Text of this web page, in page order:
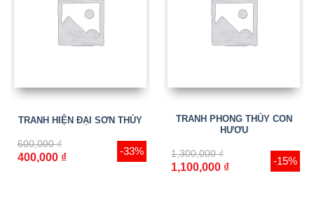
-33%
TRANH HIỆN ĐẠI SƠN THỦY
600,000₫
400,000 ₫ -15%
TRANH PHONG THỦY CON
HƯƠU
1,300,000₫
1,100,000 ₫